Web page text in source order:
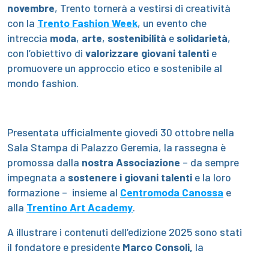
novembre, Trento tornerà a vestirsi di creatività
con la Trento Fashion Week, un evento che
intreccia moda, arte, sostenibilità e solidarietà,
con l’obiettivo di valorizzare giovani talenti e
promuovere un approccio etico e sostenibile al
mondo fashion.
Presentata ufficialmente giovedì 30 ottobre nella
Sala Stampa di Palazzo Geremia, la rassegna è
promossa dalla nostra Associazione – da sempre
impegnata a sostenere i giovani talenti e la loro
formazione – insieme al Centromoda Canossa e
alla Trentino Art Academy.
A illustrare i contenuti dell’edizione 2025 sono stati
il fondatore e presidente Marco Consoli, la